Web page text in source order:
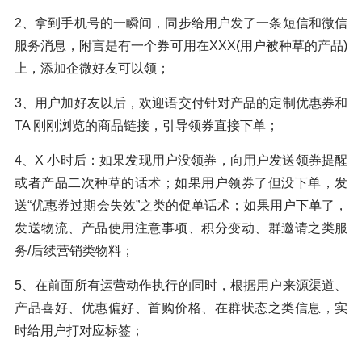
2、拿到手机号的一瞬间，同步给用户发了一条短信和微信
服务消息，附言是有一个券可用在XXX(用户被种草的产品)
上，添加企微好友可以领；
3、用户加好友以后，欢迎语交付针对产品的定制优惠券和
TA 刚刚浏览的商品链接，引导领券直接下单；
4、X 小时后：如果发现用户没领券，向用户发送领券提醒
或者产品二次种草的话术；如果用户领券了但没下单，发
送“优惠券过期会失效”之类的促单话术；如果用户下单了，
发送物流、产品使用注意事项、积分变动、群邀请之类服
务/后续营销类物料；
5、在前面所有运营动作执行的同时，根据用户来源渠道、
产品喜好、优惠偏好、首购价格、在群状态之类信息，实
时给用户打对应标签；